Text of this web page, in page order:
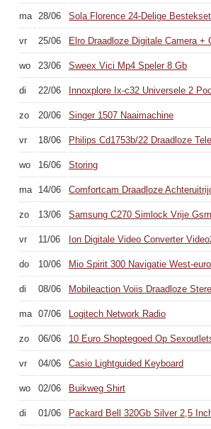
ma 28/06 Sola Florence 24-Delige
vr 25/06 Elro Draadloze Digitale Camera +
wo 23/06 Sweex Vici Mp4 Speler 8 Gb
di 22/06 Innoxplore Ix-c32 Universele 2
zo 20/06 Singer 1507 Naaimachine
vr 18/06 Philips Cd1753b/22 Draadloze
wo 16/06 Storing
ma 14/06 Comfortcam Draadloze
zo 13/06 Samsung C270 Simlock Vrije Gsm
vr 11/06 Ion Digitale Video Converter
do 10/06 Mio Spirit 300 Navigatie West-
di 08/06 Mobileaction Voiis Draadloze
ma 07/06 Logitech Network Radio
zo 06/06 10 Euro Shoptegoed Op
vr 04/06 Casio Lightguided Keyboard
wo 02/06 Buikweg Shirt
di 01/06 Packard Bell 320Gb Silver 2,5